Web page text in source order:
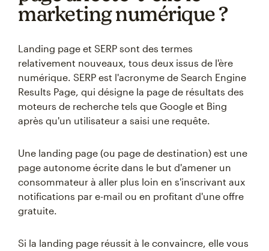
marketing numérique ?
Landing page et SERP sont des termes
relativement nouveaux, tous deux issus de l'ère
numérique. SERP est l'acronyme de Search Engine
Results Page, qui désigne la page de résultats des
moteurs de recherche tels que Google et Bing
après qu'un utilisateur a saisi une requête.
Une landing page (ou page de destination) est une
page autonome écrite dans le but d'amener un
consommateur à aller plus loin en s'inscrivant aux
notifications par e-mail ou en profitant d'une offre
gratuite.
Si la landing page réussit à le convaincre, elle vous